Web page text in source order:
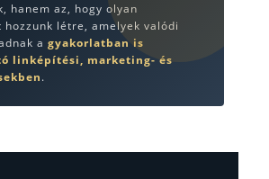
hanem az, hogy olyan
létre, amelyek valódi
agyakorlatban is
linképítési, marketing- és
.